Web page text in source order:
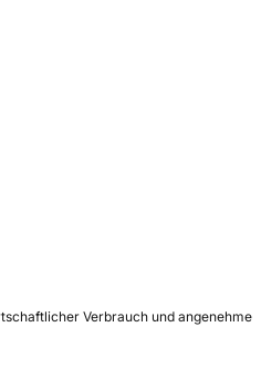
Verbrauch und angenehme